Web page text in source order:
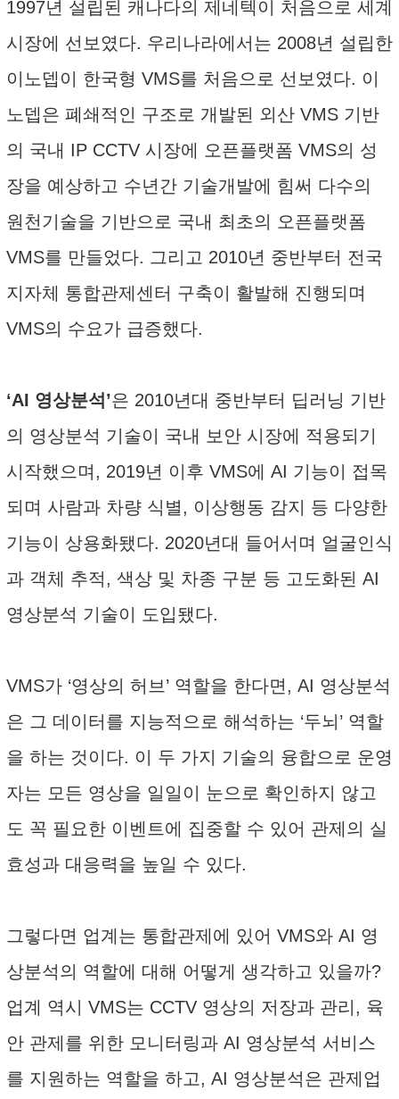
1997년 설립된 캐나다의 제네텍이 처음으로 세계
시장에 선보였다. 우리나라에서는 2008년 설립한
이노뎁이 한국형 VMS를 처음으로 선보였다. 이
노뎁은 폐쇄적인 구조로 개발된 외산 VMS 기반
의 국내 IP CCTV 시장에 오픈플랫폼 VMS의 성
장을 예상하고 수년간 기술개발에 힘써 다수의
원천기술을 기반으로 국내 최초의 오픈플랫폼
VMS를 만들었다. 그리고 2010년 중반부터 전국
지자체 통합관제센터 구축이 활발해 진행되며
VMS의 수요가 급증했다.
‘AI 영상분석’은 2010년대 중반부터 딥러닝 기반
의 영상분석 기술이 국내 보안 시장에 적용되기
시작했으며, 2019년 이후 VMS에 AI 기능이 접목
되며 사람과 차량 식별, 이상행동 감지 등 다양한
기능이 상용화됐다. 2020년대 들어서며 얼굴인식
과 객체 추적, 색상 및 차종 구분 등 고도화된 AI
영상분석 기술이 도입됐다.
VMS가 ‘영상의 허브’ 역할을 한다면, AI 영상분석
은 그 데이터를 지능적으로 해석하는 ‘두뇌’ 역할
을 하는 것이다. 이 두 가지 기술의 융합으로 운영
자는 모든 영상을 일일이 눈으로 확인하지 않고
도 꼭 필요한 이벤트에 집중할 수 있어 관제의 실
효성과 대응력을 높일 수 있다.
그렇다면 업계는 통합관제에 있어 VMS와 AI 영
상분석의 역할에 대해 어떻게 생각하고 있을까?
업계 역시 VMS는 CCTV 영상의 저장과 관리, 육
안 관제를 위한 모니터링과 AI 영상분석 서비스
를 지원하는 역할을 하고, AI 영상분석은 관제업